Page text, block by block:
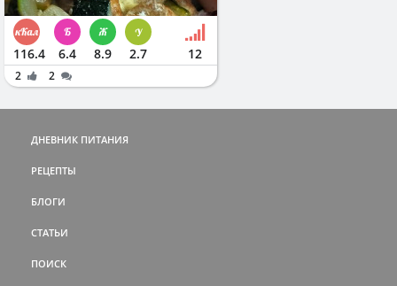
116.4 6.4 8.9 2.7 12
2 2
ДНЕВНИК ПИТАНИЯ
РЕЦЕПТЫ
БЛОГИ
СТАТЬИ
ПОИСК